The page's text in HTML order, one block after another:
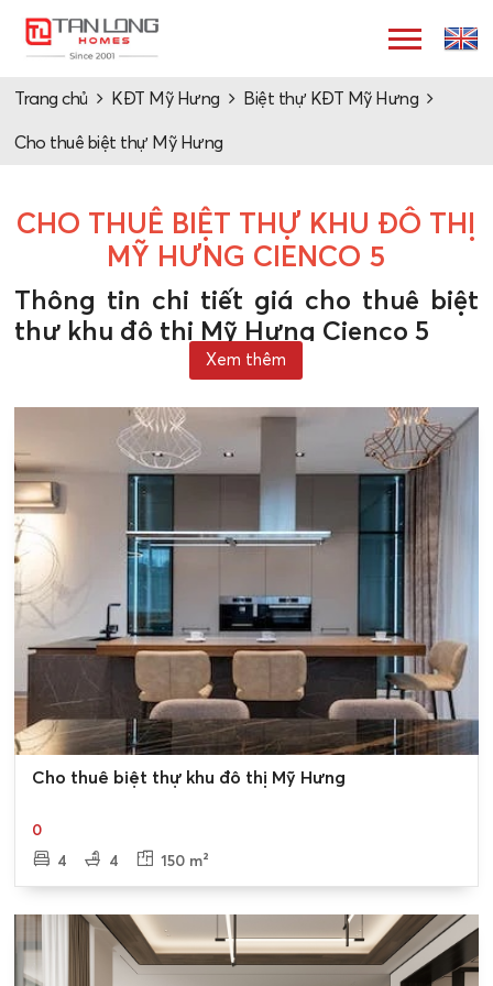
Trang chủ KĐT Mỹ Hưng Biệt thự KĐT Mỹ Hưng
Cho thuê biệt thự Mỹ Hưng
CHO THUÊ BIỆT THỰ KHU ĐÔ THỊ
MỸ HƯNG CIENCO 5
Thông tin chi tiết giá cho thuê biệt
thự khu đô thị Mỹ Hưng Cienco 5
Vị trí của Khu đô thị Mỹ Hưng Cienco 5
Dự án nằm ở trên trục đường phía Nam nối liền giữa các
khu trung tâm thành phố với nhau. Dự án là động lực để
đưa khu vực tiến sâu vào đô thị hóa, kinh tế phát triển.
Khu đô thị Mỹ Hưng Cienco 5 nằm cầu Khê Tang, xã Mỹ
Hưng, xã Tam Hưng, Cự Khê, huyện Thanh Oai, thành
phố Hà Nội. Vị trí vàng về giao thông, di chuyển thuận lợi,
gần với KĐT Thanh Hà Cienco 5 rộng 400ha. Đây là một
điểm cộng lớn giúp cư dân kết nối dễ dàng với các khu
vực ở gần. Đồng thời khi sinh sống ở đây, cư dân sẽ tận
hưởng những tiện ích ngoại khu lý tưởng của vùng.
Liên kết vùng của dự án
Khu đô thị Mỹ Hưng - Hải Phátcó liên kết vùng lý tưởng.
Có thể nhắc đến như:
Cách với trung tâm Hà Đông khoảng 3 km
Cách các bệnh viện ở tuyến đầu khoảng 3 km có thể
kể đến: viện K, viện bỏng, viện quân y 103.
Cách ngã tư Nguyễn Trãi – Khuất Duy Tiến khoảng 8
km.
Xem thêm
Cho thuê biệt thự khu đô thị Mỹ Hưng
0
4
4 150 m²